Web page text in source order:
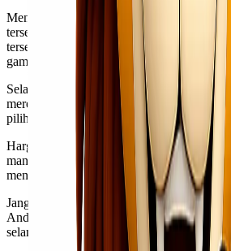
Memilih jasa ekspedisi cargo yang tepat
tersendiri. Pertama, pastikan untuk
tersebut. Ulasan dari pelanggan sebelumnya
gambaran mengenai kualitas layanan.
Selanjutnya, perhatikan jenis layanan yang
mereka menyediakan pengiriman cepat atau
pilihan sesuai dengan kebutuhan Anda.
Harga juga merupakan faktor penting
mana yang akan dipilih. Bandingkan
mendapatkan penawaran terbaik tanpa
Jangan lupa untuk menanyakan tentang
Anda. Ini penting agar Anda merasa aman
selama proses pengiriman.